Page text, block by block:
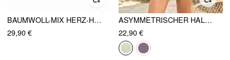
BAUMWOLL-MIX HERZ-HASE-GRAFIK SPITZENBESATZ T-SHIRT
29,90 €
ASYMMETRISCHER HALS STICKEREI RUCHEDUNG OBERTEIL
22,90 €